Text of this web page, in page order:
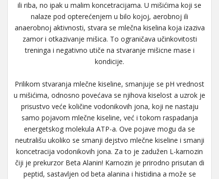
ili riba, no ipak u malim koncetracijama. U mišićima koji se
nalaze pod opterećenjem u bilo kojoj, aerobnoj ili
anaerobnoj aktivnosti, stvara se mlečna kiselina koja izaziva
zamor i otkazivanje mišica. To ograničava učinkovitosti
treninga i negativno utiče na stvaranje mišicne mase i
kondicije.
Prilikom stvaranja mlečne kiseline, smanjuje se pH vrednost
u mišićima, odnosno povećava se njihova kiselost a uzrok je
prisustvo veće količine vodonikovih jona, koji ne nastaju
samo pojavom mlečne kiseline, već i tokom raspadanja
energetskog molekula ATP-a. Ove pojave mogu da se
neutrališu ukoliko se smanji dejstvo mlečne kiseline i smanji
koncetracija vodonikovih jona. Za to je zadužen L-karnozin
čiji je prekurzor Beta Alanin! Karnozin je prirodno prisutan di
peptid, sastavljen od beta alanina i histidina a može se